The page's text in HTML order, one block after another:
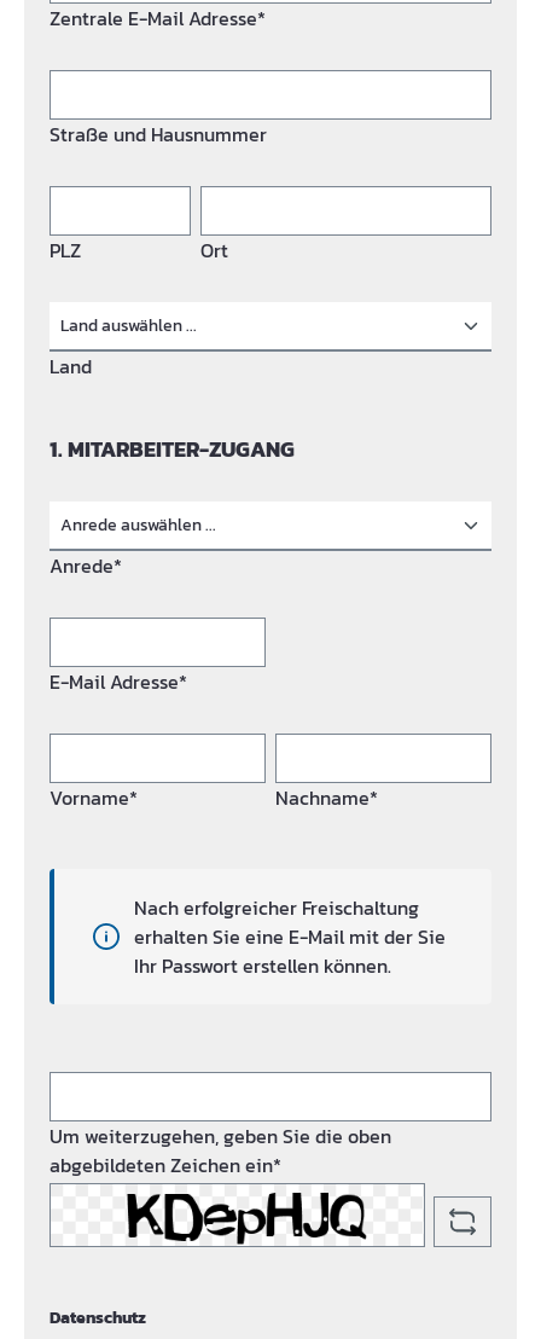
Zentrale E-Mail Adresse*
Straße und Hausnummer
PLZ Ort
Land
1. MITARBEITER-ZUGANG
Anrede*
E-Mail Adresse*
Vorname* Nachname*
Nach erfolgreicher Freischaltung
erhalten Sie eine E-Mail mit der Sie
Ihr Passwort erstellen können.
Um weiterzugehen, geben Sie die oben
abgebildeten Zeichen ein*
Datenschutz